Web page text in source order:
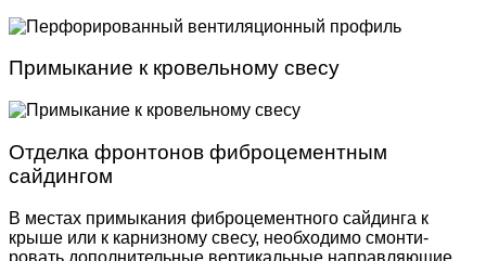
Примыкание к кровельному свесу
Отделка фронтонов фиброцементным
сайдингом
В местах примыкания фиброцементного сайдинга к
крыше или к карнизному свесу, необходимо смонти­
ровать дополнительные вертикальные направляю­щие